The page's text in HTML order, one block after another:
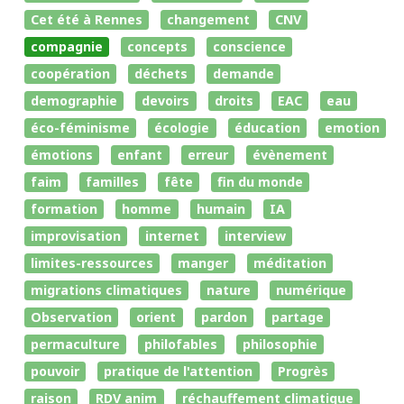
Cet été à Rennes
changement
CNV
compagnie
concepts
conscience
coopération
déchets
demande
demographie
devoirs droits EAC
eau
éco-féminisme
écologie éducation
emotion
émotions
enfant erreur
évènement
faim
familles fête
fin du monde
formation
homme humain
IA
improvisation
internet
interview
limites-ressources
manger
méditation
migrations climatiques
nature
numérique
Observation
orient pardon
partage
permaculture
philofables
philosophie
pouvoir
pratique de l'attention
Progrès
raison
RDV anim réchauffement climatique